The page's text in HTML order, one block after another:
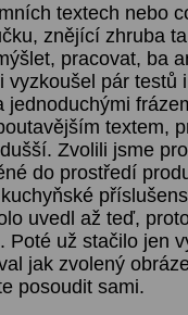
textech nebo
znějící zhruba
pracovat, ba
vyzkoušel pár testů
jednoduchými
textem,
Zvolili jsme
do prostředí
uvedl až teď,
Poté už stačilo jen
jak zvolený
posoudit sami.